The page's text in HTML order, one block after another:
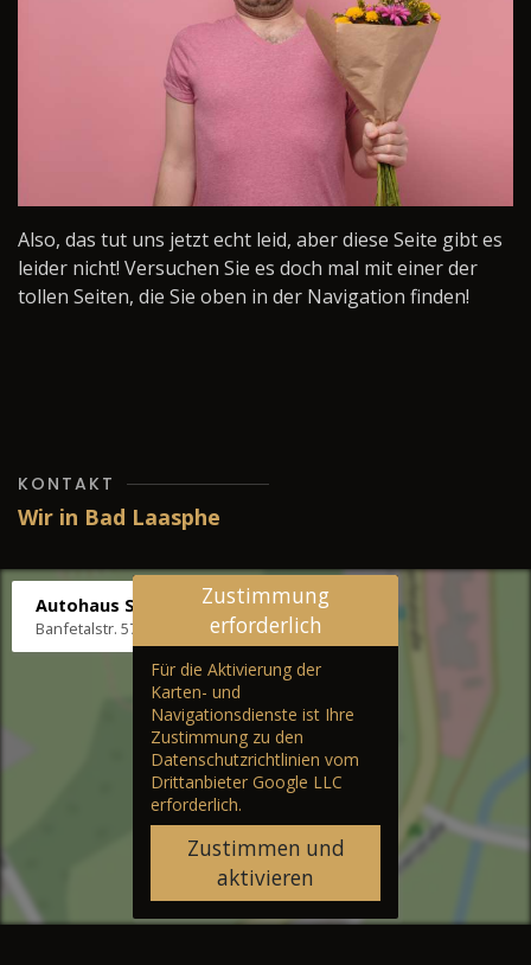
Also, das tut uns jetzt echt leid, aber diese Seite gibt es
leider nicht! Versuchen Sie es doch mal mit einer der
tollen Seiten, die Sie oben in der Navigation finden!
KONTAKT
Wir in Bad Laasphe
Autohaus Stenger
Banfetalstr. 57, 57334 Bad Laasphe
Zustimmung
erforderlich
Für die Aktivierung der
Karten- und
Navigationsdienste ist Ihre
Zustimmung zu den
Datenschutzrichtlinien vom
Drittanbieter Google LLC
erforderlich.
Zustimmen und
aktivieren